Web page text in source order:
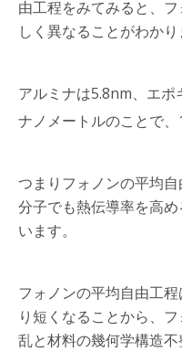
由工程をみてみると、
しく異なることがわかり
アルミナは5.8nm、エ
ナノメートルのことで、
つまりフォノンの平均
分子でも熱伝導率を高
います。
フォノンの平均自由工
り短くなることから、
乱と材料の幾何学構造